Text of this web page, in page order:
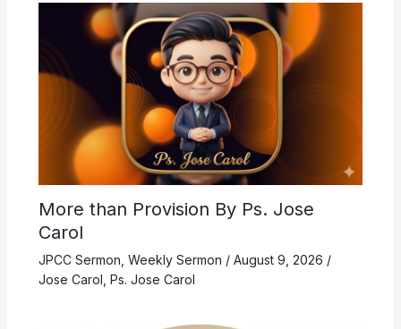
More than Provision By Ps. Jose
Carol
JPCC Sermon Weekly Sermon / August 9, 2026 /
Jose Carol Ps. Jose Carol